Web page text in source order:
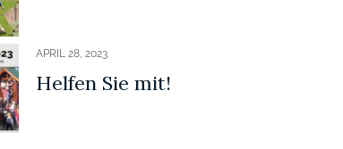
APRIL 28, 2023
Helfen Sie mit!